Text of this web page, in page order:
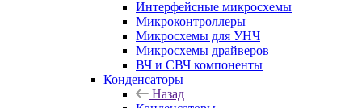
Интерфейсные микросхемы
Микроконтроллеры
Микросхемы для УНЧ
Микросхемы драйверов
ВЧ и СВЧ компоненты
Конденсаторы
Назад